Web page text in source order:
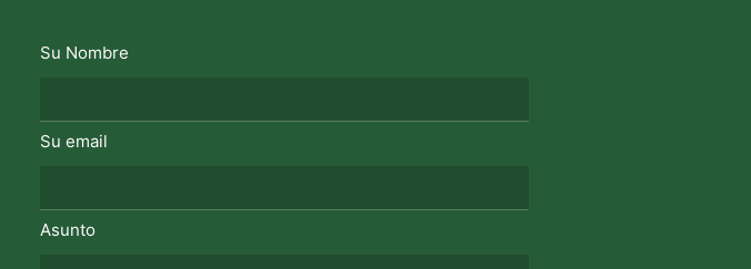
Su Nombre
Su email
Asunto